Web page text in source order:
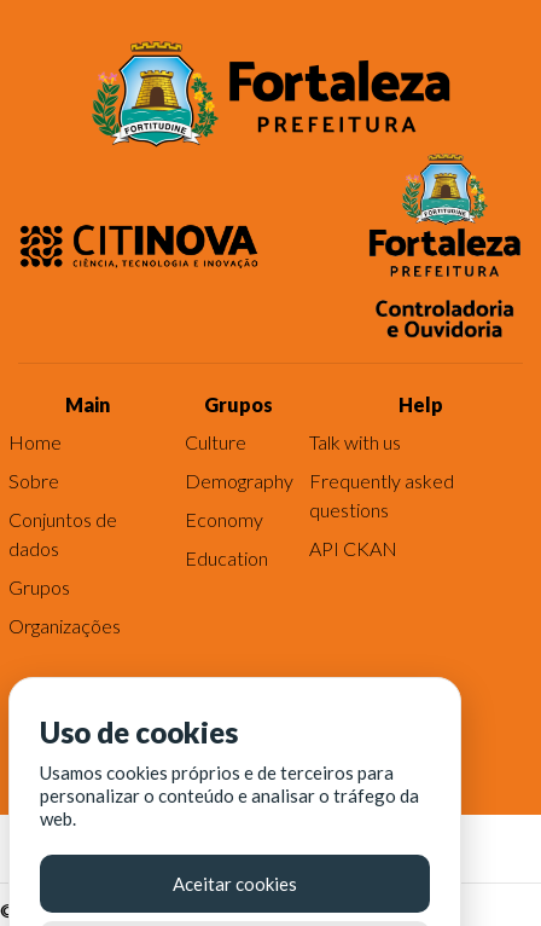
Main
Home
Sobre
Conjuntos de
dados
Grupos
Organizações
Grupos
Culture
Demography
Economy
Education
Help
Talk with us
Frequently asked
questions
API CKAN
© Fortaleza Digital || CITINOVA - Fundação de Ciência,
Uso de cookies
Usamos cookies próprios e de terceiros para
personalizar o conteúdo e analisar o tráfego da
web.
Aceitar cookies